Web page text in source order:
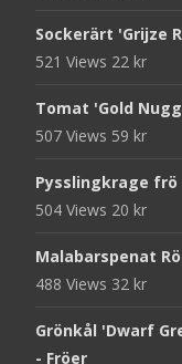
Sockerärt 'Grijze
521 Views 22 kr
Tomat 'Gold
507 Views 59 kr
Pysslingkrage frö
504 Views 20 kr
Malabarspenat
488 Views 32 kr
Grönkål 'Dwarf
- Fröer